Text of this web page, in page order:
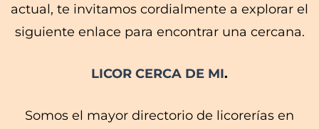
actual, te invitamos cordialmente a explorar el
siguiente enlace para encontrar una cercana.
LICOR CERCA DE MI.
Somos el mayor directorio de licorerías en